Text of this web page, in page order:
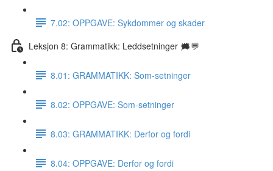
7.02: OPPGAVE: Sykdommer og skader
Leksjon 8: Grammatikk: Leddsetninger 🗯💬
8.01: GRAMMATIKK: Som-setninger
8.02: OPPGAVE: Som-setninger
8.03: GRAMMATIKK: Derfor og fordi
8.04: OPPGAVE: Derfor og fordi